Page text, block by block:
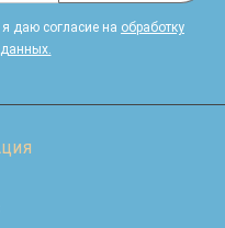
даю cогласие на обработку